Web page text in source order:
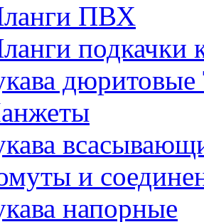
ПВХ
подкачки
и
напорные